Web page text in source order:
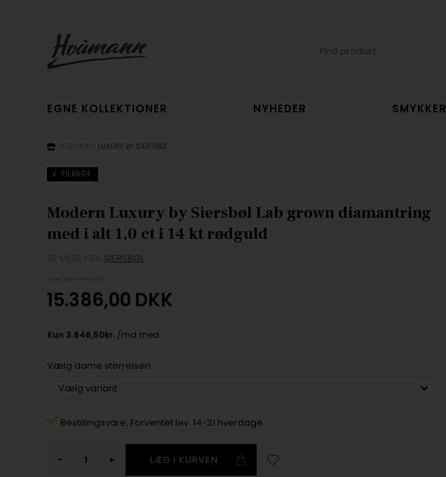
EGNE KOLLEKTIONER NYHEDER SMYKKER
LUXURY BY SIERSBØL
TILBAGE
Modern Luxury by Siersbøl Lab grown diamantring
med i alt 1,0 ct i 14 kt rødguld
SIERSBØL
15.386,00 DKK
Vælg dame størrelsen
Bestillingsvare, Forventet lev. 14-21 hverdage
- +